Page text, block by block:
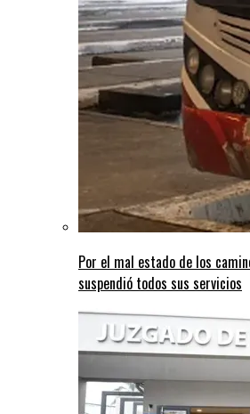
Por el mal estado de los
suspendió todos sus servicios